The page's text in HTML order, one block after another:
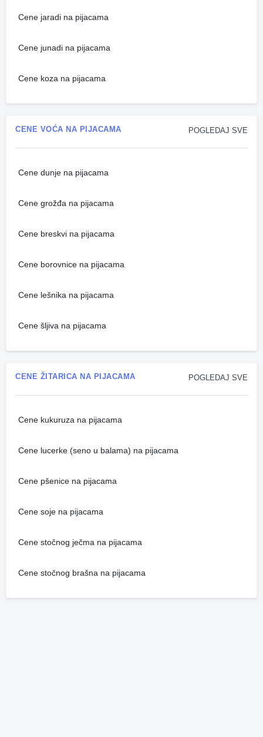
Cene jaradi na pijacama
Cene junadi na pijacama
Cene koza na pijacama
POGLEDAJ SVE
CENE VOĆA NA PIJACAMA
Cene dunje na pijacama
Cene grožđa na pijacama
Cene breskvi na pijacama
Cene borovnice na pijacama
Cene lešnika na pijacama
Cene šljiva na pijacama
POGLEDAJ SVE
CENE ŽITARICA NA PIJACAMA
Cene kukuruza na pijacama
Cene lucerke (seno u balama) na pijacama
Cene pšenice na pijacama
Cene soje na pijacama
Cene stočnog ječma na pijacama
Cene stočnog brašna na pijacama